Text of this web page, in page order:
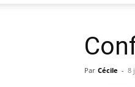
Par Cécile - 8